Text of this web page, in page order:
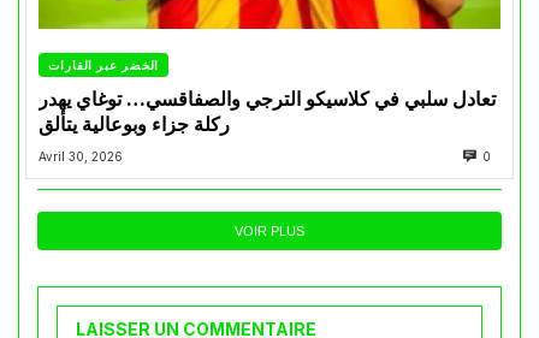
الخضر عبر القارات
تعادل سلبي في كلاسيكو الترجي والصفاقسي… توغاي يهدر
ركلة جزاء وبوعالية يتألق
Avril 30, 2026 0
VOIR PLUS
LAISSER UN COMMENTAIRE